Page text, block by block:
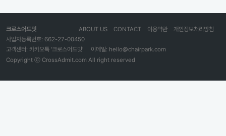
크로스어드밋 개인정보처리방침
이용약관
CONTACT
ABOUT US
사업자등록번호: 662-27-00450
고객센터: 카카오톡 '크로스어드밋'
이메일: hello@chairpark.com
Copyright ⓒ CrossAdmit.com All right reserved